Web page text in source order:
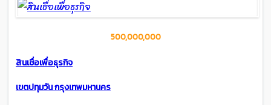
500,000,000
สินเชื่อเพื่อธุรกิจ
เขตปทุมวัน กรุงเทพมหานคร